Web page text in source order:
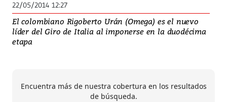
22/05/2014 12:27
El colombiano Rigoberto Urán (Omega) es el nuevo
líder del Giro de Italia al imponerse en la duodécima
etapa
Encuentra más de nuestra cobertura en los resultados
de búsqueda.